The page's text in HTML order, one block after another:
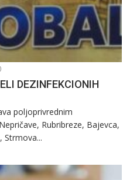
DEZINFEKCIONIH
poljoprivrednim
Rubribreze, Bajevca,
Strmova...